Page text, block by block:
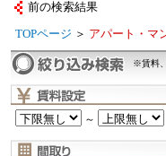
前の検索結果
TOPページ ＞ アパート・マ
※賃料
～